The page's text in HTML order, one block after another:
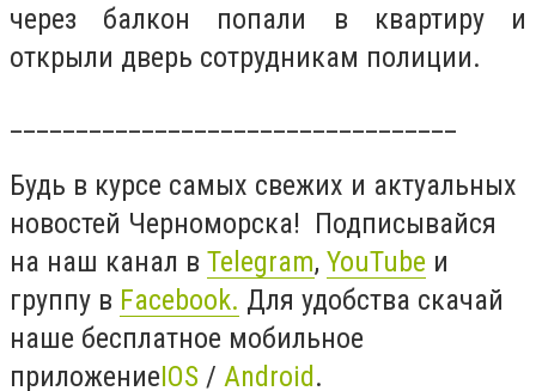
через балкон попали в квартиру и
открыли дверь сотрудникам полиции.
Будь в курсе самых свежих и актуальных
новостей Черноморска! Подписывайся
на наш канал в Telegram, YouTube и
группу в Facebook. Для удобства скачай
наше бесплатное мобильное
приложениеIOS / Android.